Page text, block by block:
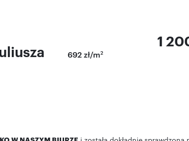
1
692 zł/m2